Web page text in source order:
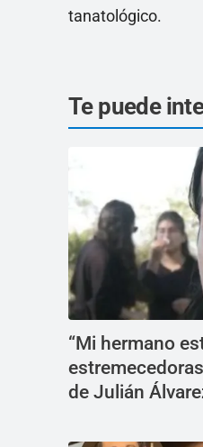
tanatológico.
Te puede
“Mi hermano
de Julián